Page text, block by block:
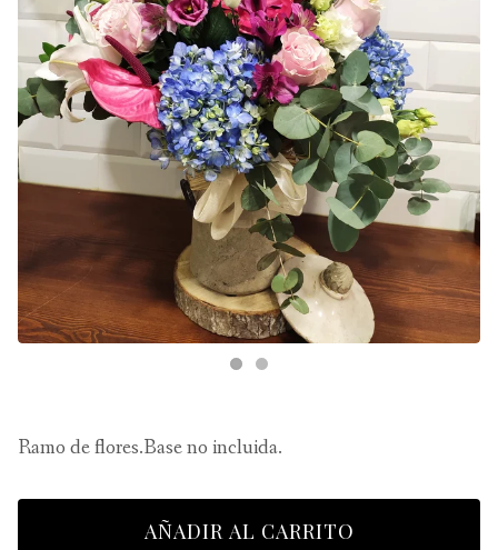
Ramo de flores.Base no incluida.
AÑADIR AL CARRITO